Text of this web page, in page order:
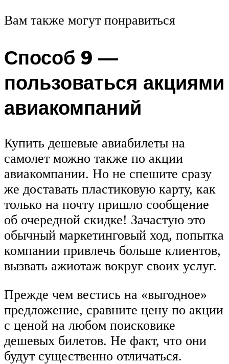
Вам также могут понравиться
Способ 9 —
пользоваться акциями
авиакомпаний
Купить дешевые авиабилеты на
самолет можно также по акции
авиакомпании. Но не спешите сразу
же доставать пластиковую карту, как
только на почту пришло сообщение
об очередной скидке! Зачастую это
обычный маркетинговый ход, попытка
компании привлечь больше клиентов,
вызвать ажиотаж вокруг своих услуг.
Прежде чем вестись на «выгодное»
предложение, сравните цену по акции
с ценой на любом поисковике
дешевых билетов. Не факт, что они
будут существенно отличаться.